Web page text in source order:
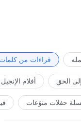
قراءات من كلمات
أفلام الإنجيل
حفلات منوّعات